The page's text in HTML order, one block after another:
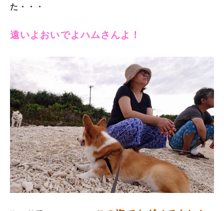
た・・・
遠いよおいでよハムさんよ！